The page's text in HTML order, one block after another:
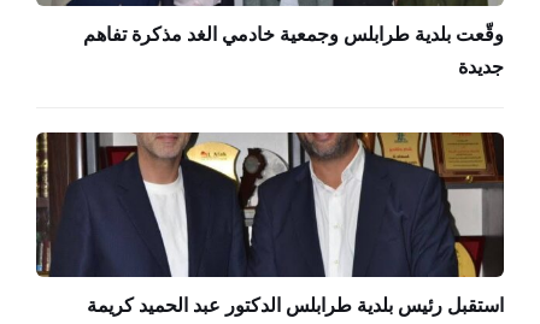
وقّعت بلدية طرابلس وجمعية خادمي الغد مذكرة تفاهم
جديدة
استقبل رئيس بلدية طرابلس الدكتور عبد الحميد كريمة